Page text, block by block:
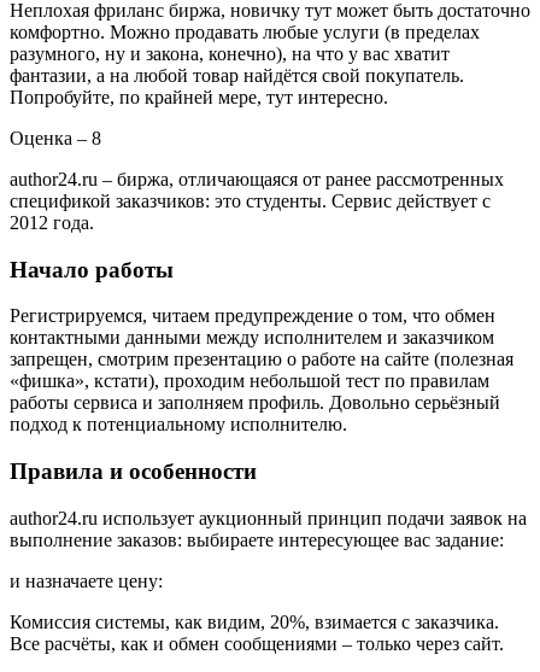
Неплохая фриланс биржа, новичку тут может быть достаточно
комфортно. Можно продавать любые услуги (в пределах
разумного, ну и закона, конечно), на что у вас хватит
фантазии, а на любой товар найдётся свой покупатель.
Попробуйте, по крайней мере, тут интересно.
Оценка – 8
author24.ru – биржа, отличающаяся от ранее рассмотренных
спецификой заказчиков: это студенты. Сервис действует с
2012 года.
Начало работы
Регистрируемся, читаем предупреждение о том, что обмен
контактными данными между исполнителем и заказчиком
запрещен, смотрим презентацию о работе на сайте (полезная
«фишка», кстати), проходим небольшой тест по правилам
работы сервиса и заполняем профиль. Довольно серьёзный
подход к потенциальному исполнителю.
Правила и особенности
author24.ru использует аукционный принцип подачи заявок на
выполнение заказов: выбираете интересующее вас задание:
и назначаете цену:
Комиссия системы, как видим, 20%, взимается с заказчика.
Все расчёты, как и обмен сообщениями – только через сайт.